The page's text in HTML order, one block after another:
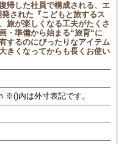
帰した社員で構成される、エ
された『こどもと旅するス
旅が楽しくなる工夫がたくさ
・準備から始まる“旅育“に
するのにぴったりなアイテム
きくなってからも長くお使い
※()内は外寸表記です。